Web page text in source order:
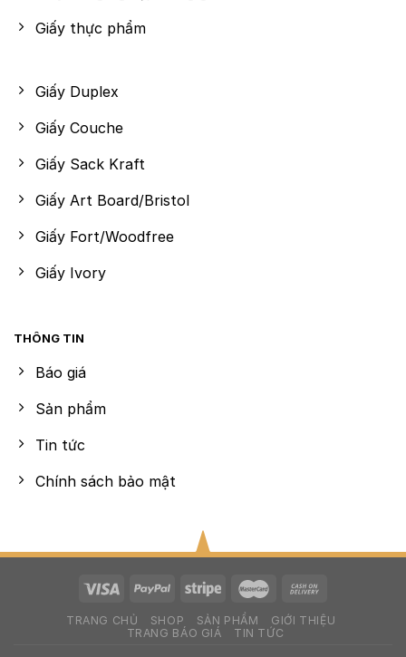
Giấy thực phẩm
Giấy Duplex
Giấy Couche
Giấy Sack Kraft
Giấy Art Board/Bristol
Giấy Fort/Woodfree
Giấy Ivory
THÔNG TIN
Báo giá
Sản phẩm
Tin tức
Chính sách bảo mật
TRANG CHỦ SHOP SẢN PHẨM
GIỚI THIỆU
TRANG BÁO GIÁ
TIN TỨC